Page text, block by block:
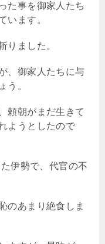
た事を御家人たち
います。
りました。
、御家人たちに与
う。
頼朝がまだ生きて
ようとしたので
伊勢で、代官の不
のあまり絶食しま